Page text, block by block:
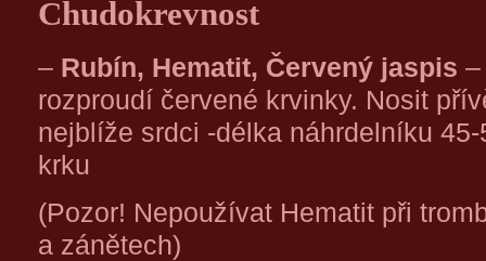
Chudokrevnost
– Rubín, Hematit, Červený jaspis
rozproudí červené krvinky. Nosit
nejblíže srdci -délka náhrdelníku
krku
(Pozor! Nepoužívat Hematit při
a zánětech)